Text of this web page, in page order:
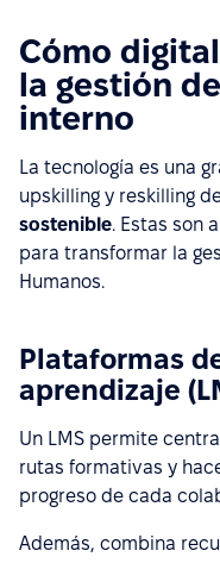
Cómo
la gestión
interno
La tecnología es una
upskilling y reskilling
sostenible. Estas son
para transformar la
Humanos.
Plataformas
aprendizaje
Un LMS permite
rutas formativas y
progreso de cada
Además, combina